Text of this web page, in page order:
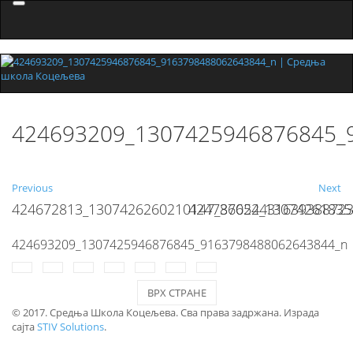
Menu
Previous Next
424693209_1307425946876845_9163798488062643844_n
ВРХ СТРАНЕ
© 2017. Средња Школа Коцељева. Сва права задржана. Израда
сајтаSTIV Solutions.